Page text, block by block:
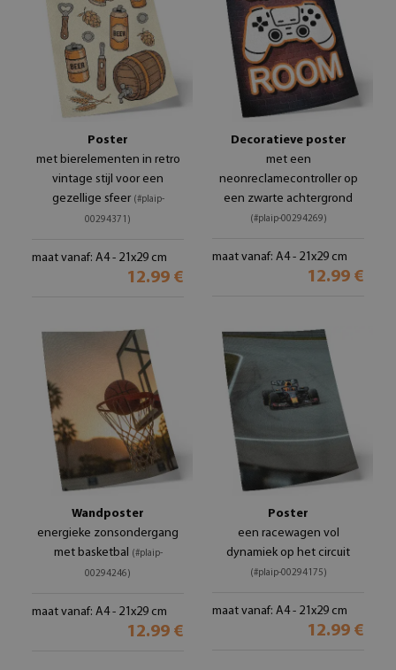
Poster
met bierelementen in retro
vintage stijl voor een
gezellige sfeer (#plaip-
00294371)
maat vanaf: A4 - 21x29 cm
12.99 €
Decoratieve poster
met een
neonreclamecontroller op
een zwarte achtergrond
(#plaip-00294269)
maat vanaf: A4 - 21x29 cm
12.99 €
Wandposter
energieke zonsondergang
met basketbal (#plaip-
00294246)
maat vanaf: A4 - 21x29 cm
12.99 €
Poster
een racewagen vol
dynamiek op het circuit
(#plaip-00294175)
maat vanaf: A4 - 21x29 cm
12.99 €